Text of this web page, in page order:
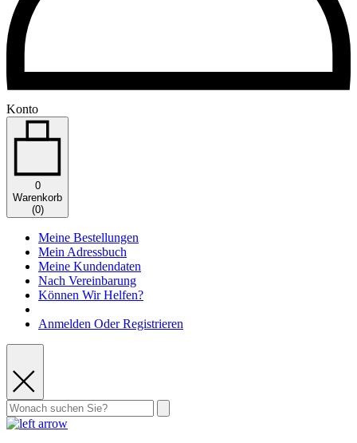
Konto
0
Warenkorb
(0)
Meine Bestellungen
Mein Adressbuch
Meine Kundendaten
Nach Vereinbarung
Können Wir Helfen?
Anmelden Oder Registrieren